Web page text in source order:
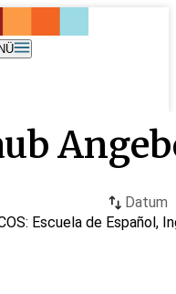
Datum
Escuela de Español,